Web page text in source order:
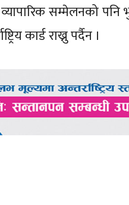
सम्मेलनको
कार्ड राख्नु पर्दैन ।